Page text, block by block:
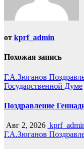
от kprf_admin
Похожая запись
Г.А.Зюганов
Государственной Думе
Поздравление
Авг 2, 2026
Г.А.Зюганов